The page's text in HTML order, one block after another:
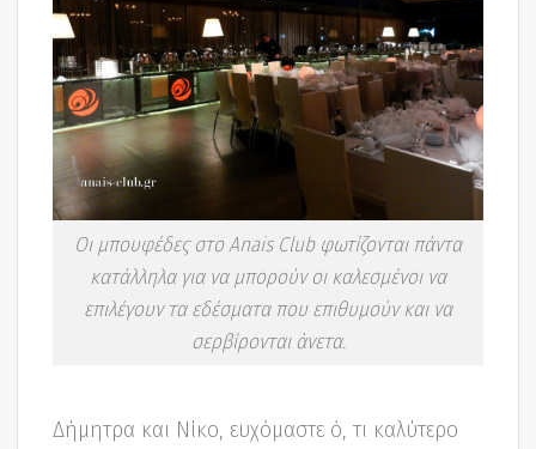
Οι μπουφέδες στο Anais Club φωτίζονται πάντα
κατάλληλα για να μπορούν οι καλεσμένοι να
επιλέγουν τα εδέσματα που επιθυμούν και να
σερβίρονται άνετα.
Δήμητρα και Νίκο, ευχόμαστε ό, τι καλύτερο